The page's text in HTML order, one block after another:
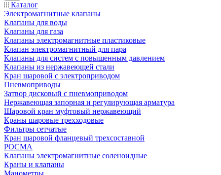
Каталог
Электромагнитные клапаны
Клапаны для воды
Клапаны для газа
Клапаны электромагнитные пластиковые
Клапан электромагнитный для пара
Клапаны для систем с повышенным давлением
Клапаны из нержавеющей стали
Кран шаровой с электроприводом
Пневмоприводы
Затвор дисковый с пневмоприводом
Нержавеющая запорная и регулирующая арматура
Шаровой кран муфтовый нержавеющий
Краны шаровые трехходовые
Фильтры сетчатые
Кран шаровой фланцевый трехсоставной
РОСМА
Клапаны электромагнитные соленоидные
Краны и клапаны
Манометры